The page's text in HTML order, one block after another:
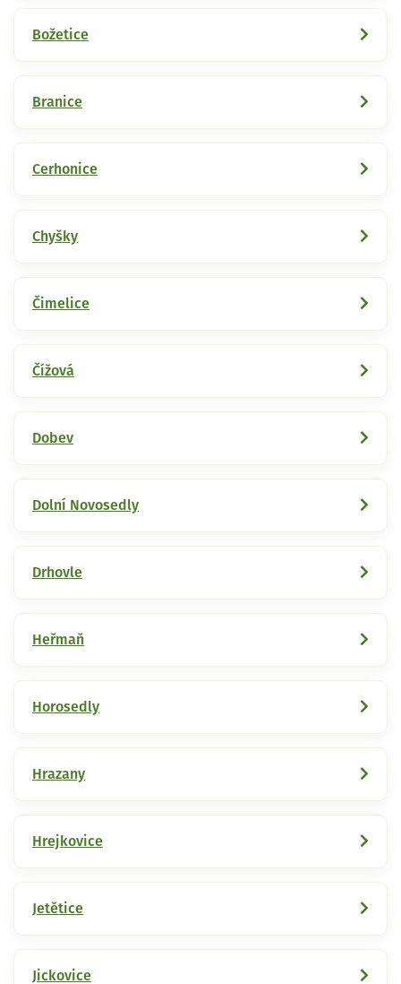
Božetice
Branice
Cerhonice
Chyšky
Čimelice
Čížová
Dobev
Dolní Novosedly
Drhovle
Heřmaň
Horosedly
Hrazany
Hrejkovice
Jetětice
Jickovice